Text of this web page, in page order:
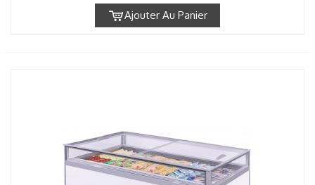
Ajouter Au Panier